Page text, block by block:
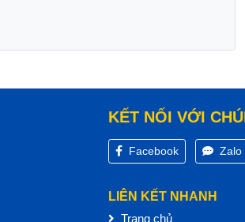
KẾT NỐI VỚI
Facebook Zalo
LIÊN KẾT NHANH
Trang chủ